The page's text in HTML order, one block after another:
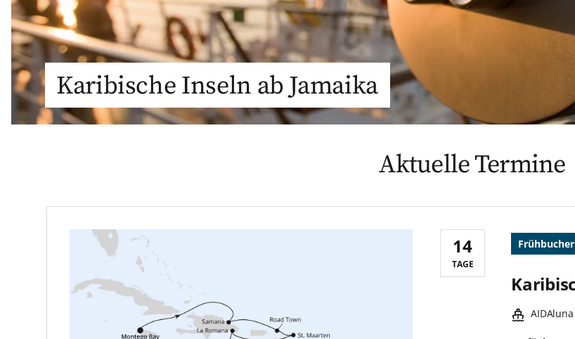
Karibische Inseln ab Jamaika
Aktuelle Termine
Schiff:
AIDAluna
Reisedauer:
14
TAGE